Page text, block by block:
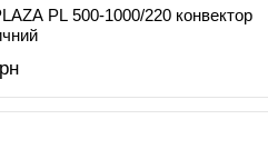
PL 500-1000/220 конвектор